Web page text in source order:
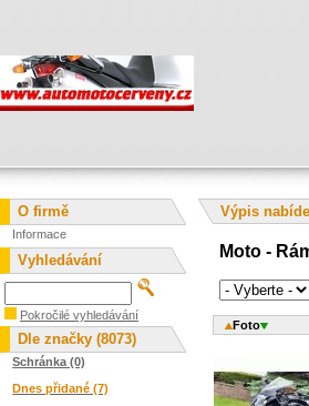
Výpis
Moto -
Foto
O firmě
Informace
Vyhledávání
Pokročilé vyhledávání
Dle značky (8073)
Schránka (0)
Dnes přidané (7)